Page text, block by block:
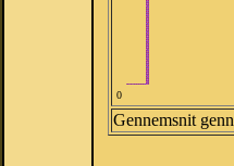
0
Gennemsnit